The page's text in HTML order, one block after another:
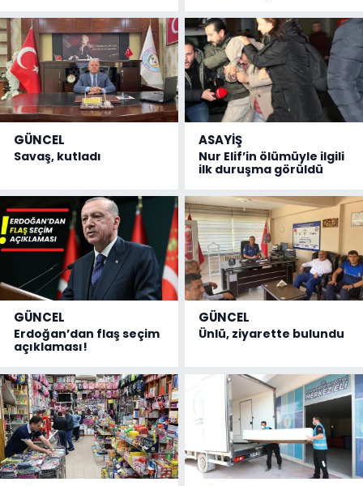
GÜNCEL
Savaş, kutladı
ASAYİŞ
Nur Elif’in ölümüyle ilgili
ilk duruşma görüldü
GÜNCEL
Erdoğan’dan flaş seçim
açıklaması!
GÜNCEL
Ünlü, ziyarette bulundu